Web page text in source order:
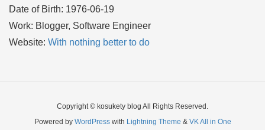
Date of Birth: 1976-06-19
Work: Blogger, Software Engineer
Website: With nothing better to do
Copyright © kosukety blog All Rights Reserved.
Powered by WordPresswith Lightning Theme & VK All in One